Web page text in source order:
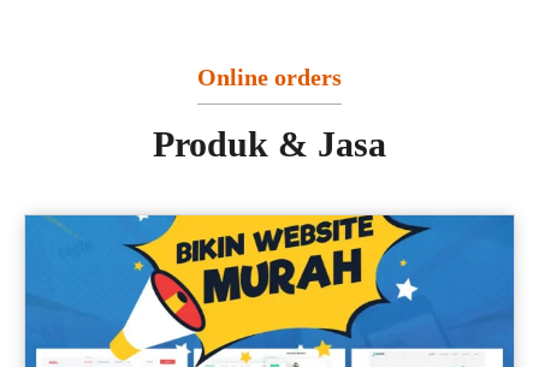
Online orders
Produk & Jasa